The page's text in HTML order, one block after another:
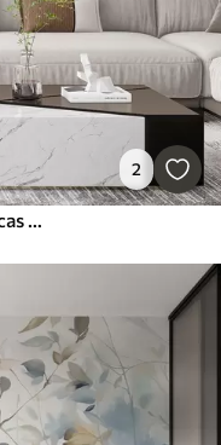
2
Un árbol encantador con flores blancas contra el fondo de nubes en un estilo interesante en delicados colores cálidos